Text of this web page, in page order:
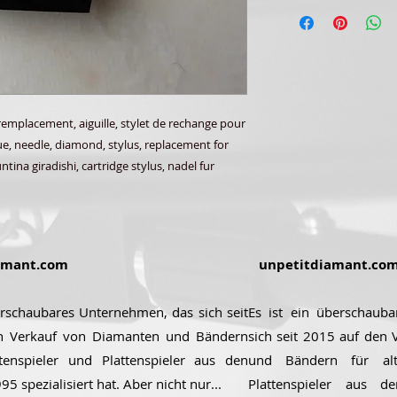
aiguille, stylet de rechange pour
needle, diamond, stylus, replacement for
giradishi, cartridge stylus, nadel fur
Unternehmen, das sich seit
Verkauf von Diamanten und Bändern
und Plattenspieler aus den
spezialisiert hat. Aber nicht nur...
Es ist ein
sich seit 2015 auf den
und Bändern für
Plattenspieler aus